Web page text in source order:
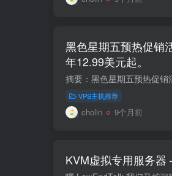
黑色星期五预热促销
年12.99美元起。
VPS主机推荐
cholin 9个月前
KVM虚拟专用服务器